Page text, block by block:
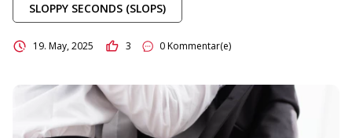
Sexgeschichten
SLOPPY SECONDS (SLOPS)
19. May, 2025 3 0 Kommentar(e)